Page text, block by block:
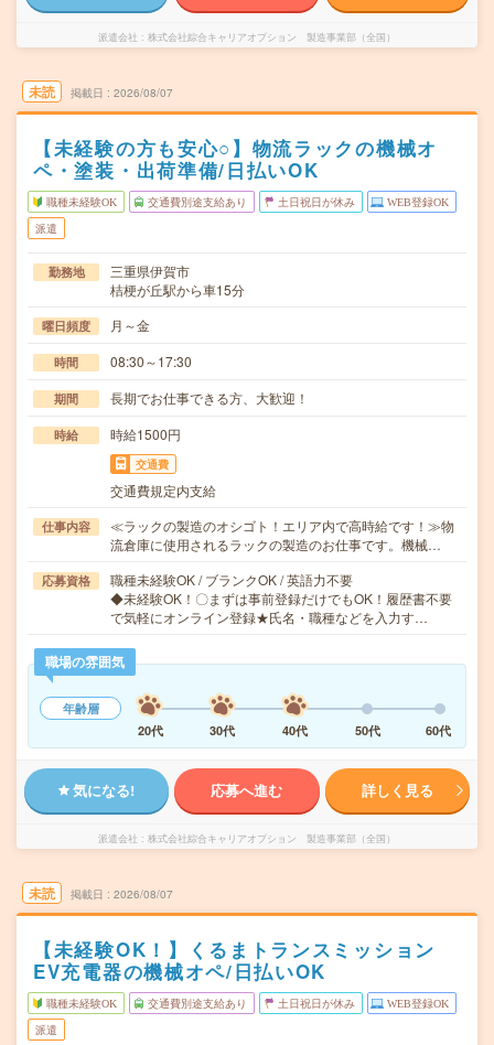
派遣会社 株式会社綜合キャリアオプション 製造事業部（全国）
未読 掲載日 2026/08/07
【未経験の方も安心○】物流ラックの機械オ
ペ・塗装・出荷準備/日払いOK
職種未経験OK 交通費別途支給あり 土日祝日が休み WEB登録OK
派遣
勤務地
三重県伊賀市
桔梗が丘駅から車15分
曜日頻度 月～金
時間 08:30～17:30
期間 長期でお仕事できる方、大歓迎！
時給 時給1500円
交通費
交通費規定内支給
仕事内容
≪ラックの製造のオシゴト！エリア内で高時給です！≫物
流倉庫に使用されるラックの製造のお仕事です。機械…
応募資格
職種未経験OK / ブランクOK / 英語力不要
◆未経験OK！〇まずは事前登録だけでもOK！履歴書不要
で気軽にオンライン登録★氏名・職種などを入力す…
職場の雰囲気
年齢層
20代
30代 40代 50代 60代
気になる! 応募へ進む 詳しく見る
派遣会社 株式会社綜合キャリアオプション 製造事業部（全国）
未読 掲載日 2026/08/07
【未経験OK！】くるまトランスミッション
EV充電器の機械オペ/日払いOK
職種未経験OK 交通費別途支給あり 土日祝日が休み WEB登録OK
派遣